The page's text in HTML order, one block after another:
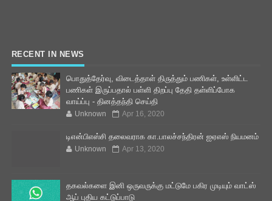
RECENT IN NEWS
பொதுத்தேர்வு, விடைத்தாள் திருத்தும் பணிகள், உள்ளிட்ட
பணிகள் இருப்பதால் பள்ளி திறப்பு தேதி தள்ளிப்போக
வாய்ப்பு - தினத்தந்தி செய்தி
Unknown Apr 16, 2020
டிஎன்பிஎஸ்சி தலைவராக கா.பாலச்சந்திரன் ஐஏஎஸ் நியமனம்
Unknown Apr 13, 2020
தகவல்களை இனி ஒருவருக்கு மட்டுமே பகிர முடியும் வாட்ஸ்
ஆப் புதிய கட்டுப்பாடு